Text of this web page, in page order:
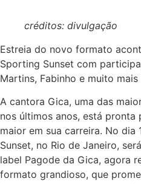
créditos: divulgação
Estreia do novo formato
Sporting Sunset com
Martins, Fabinho e muito mais
A cantora Gica, uma das
nos últimos anos, está pronta
maior em sua carreira. No dia
Sunset, no Rio de Janeiro,
label Pagode da Gica, agora
formato grandioso, que